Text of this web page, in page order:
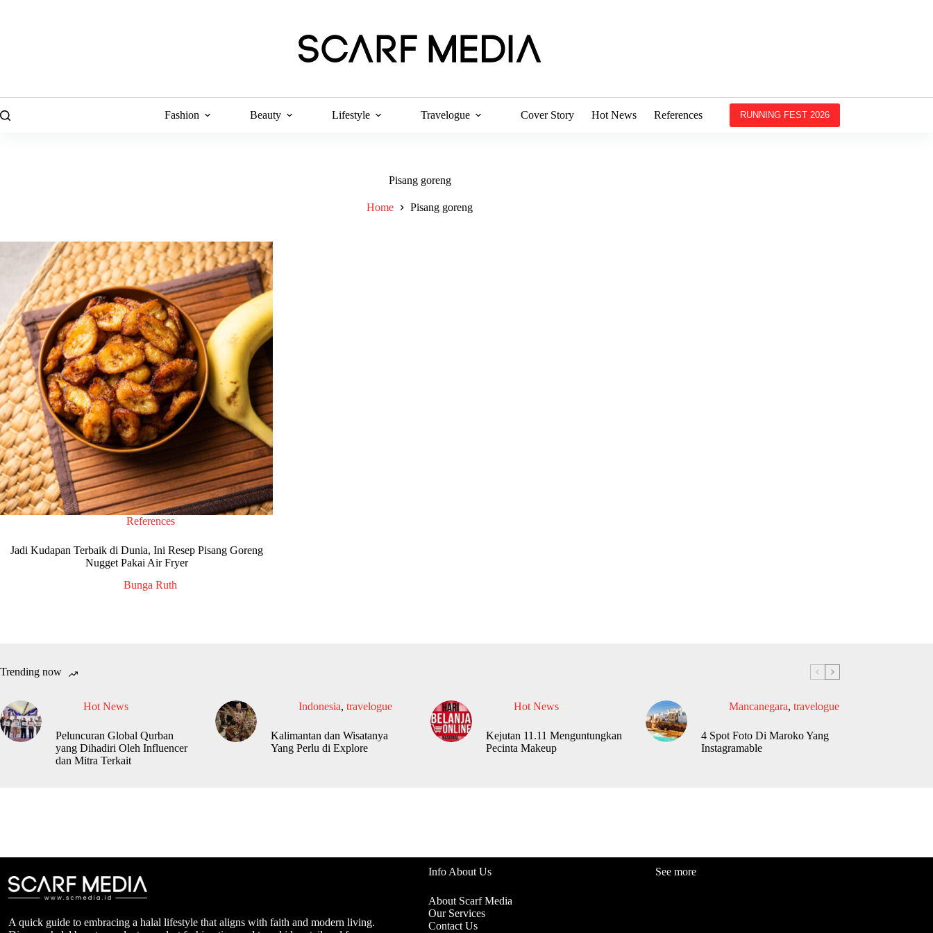
Fashion Beauty Lifestyle Travelogue Cover Story Hot News References RUNNING FEST 2026
Pisang goreng
Home Pisang goreng
References
Jadi Kudapan Terbaik di Dunia, Ini Resep Pisang Goreng
Nugget Pakai Air Fryer
Bunga Ruth
Trending now
Hot News
Peluncuran Global Qurban
yang Dihadiri Oleh Influencer
dan Mitra Terkait
Indonesia, travelogue
Kalimantan dan Wisatanya
Yang Perlu di Explore
Hot News
Kejutan 11.11 Menguntungkan
Pecinta Makeup
Mancanegara, travelogue
4 Spot Foto Di Maroko Yang
Instagramable
A quick guide to embracing a halal lifestyle that aligns with faith and modern living.
Info About Us
About Scarf Media
Our Services
Contact Us
See more